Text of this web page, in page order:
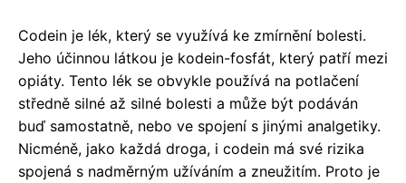
Codein je lék, který se využívá ke zmírnění bolesti.
Jeho účinnou látkou je kodein-fosfát, který patří mezi
opiáty. Tento lék se obvykle používá na potlačení
středně silné až silné bolesti a může být podáván
buď samostatně, nebo ve spojení s jinými analgetiky.
Nicméně, jako každá droga, i codein má své rizika
spojená s nadměrným užíváním a zneužitím. Proto je